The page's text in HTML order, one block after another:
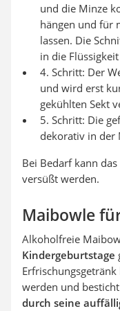
und die Minze
hängen und für
lassen. Die
in die
4. Schritt: Der
und wird erst
gekühlten Sekt
5. Schritt: Die
dekorativ in der
Bei Bedarf kann
versüßt werden.
Maibowle
Alkoholfreie
Kindergeburtstage
werden und besticht
durch seine